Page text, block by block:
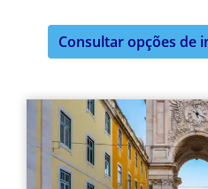
Consultar opções de